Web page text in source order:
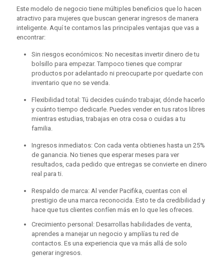
Este modelo de negocio tiene múltiples beneficios que lo hacen
atractivo para mujeres que buscan generar ingresos de manera
inteligente. Aquí te contamos las principales ventajas que vas a
encontrar:
Sin riesgos económicos: No necesitas invertir dinero de tu
bolsillo para empezar. Tampoco tienes que comprar
productos por adelantado ni preocuparte por quedarte con
inventario que no se venda.
Flexibilidad total: Tú decides cuándo trabajar, dónde hacerlo
y cuánto tiempo dedicarle. Puedes vender en tus ratos libres
mientras estudias, trabajas en otra cosa o cuidas a tu
familia.
Ingresos inmediatos: Con cada venta obtienes hasta un 25%
de ganancia. No tienes que esperar meses para ver
resultados, cada pedido que entregas se convierte en dinero
real para ti.
Respaldo de marca: Al vender Pacifika, cuentas con el
prestigio de una marca reconocida. Esto te da credibilidad y
hace que tus clientes confíen más en lo que les ofreces.
Crecimiento personal: Desarrollas habilidades de venta,
aprendes a manejar un negocio y amplías tu red de
contactos. Es una experiencia que va más allá de solo
generar ingresos.